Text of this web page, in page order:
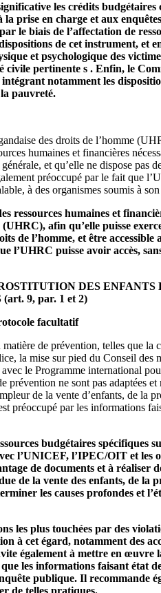
les crédits budgétaires
prise en charge et aux
le biais de l’affectation de
de cet instrument, et
et psychologique des
civile pertinente s . Enfin, le
notamment les
pauvreté.
des droits de l’homme
humaines et financières
et qu’elle ne dispose pas
préoccupé par le fait que
à des organismes soumis à
ressources humaines et
afin qu’elle puisse
de l’homme, et être accessible
l’UHRC puisse avoir accès,
DES ENFANTS
9, par. 1 et 2)
facultatif
de prévention, telles que la
la mise sur pied du Conseil des
le Programme international
ne sont pas adaptées et
de la vente d’enfants, de la
préoccupé par les informations
budgétaires spécifiques
l’UNICEF, l’IPEC/OIT et les
de documents et à réaliser
de la vente des enfants, de la
les causes profondes et
les plus touchées par des
à cet égard, notamment des
également à mettre en œuvre
les informations faisant état
publique. Il recommande
de telles pratiques.